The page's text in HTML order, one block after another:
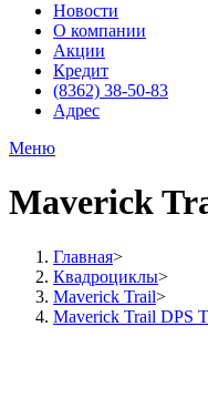
Новости
О компании
Акции
Кредит
(8362) 38-50-83
Адрес
Меню
Maverick
Главная>
Квадроциклы>
Maverick Trail>
Maverick Trail DPS